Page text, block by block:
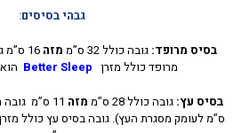
גבהי בסיסים:
בסיס מרופד: גובה כולל 32 ס”מ מזה
16
מרופד כולל מזרן
Better Sleep הוא כ-
בסיס עץ: גובה כולל 28 ס”מ מזה
ס”מ לעומק מסגרת העץ). גובה בסיס עץ כולל